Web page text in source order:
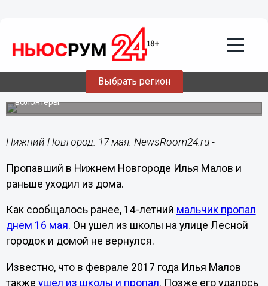
Выбрать регион
17.05.201715:28
Пропавший 14-летний нижегородец
Илья Малов и раньше уходил из дома
Поиск вновь пропавшего 16 мая мальчика ведут
волонтеры.
Нижний Новгород. 17 мая. NewsRoom24.ru -
Пропавший в Нижнем Новгороде Илья Малов и
раньше уходил из дома.
Как сообщалось ранее, 14-летний мальчик пропал
днем 16 мая. Он ушел из школы на улице Лесной
городок и домой не вернулся.
Известно, что в феврале 2017 года Илья Малов
также ушел из школы и пропал. Позже его удалось